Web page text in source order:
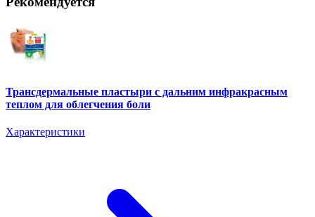
Трансдермальные пластыри с дальним инфракрасным
теплом для облегчения боли
Характеристики